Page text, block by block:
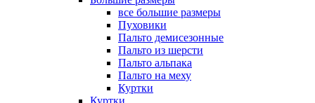
все большие размеры
Пуховики
Пальто демисезонные
Пальто из шерсти
Пальто альпака
Пальто на меху
Куртки
Куртки